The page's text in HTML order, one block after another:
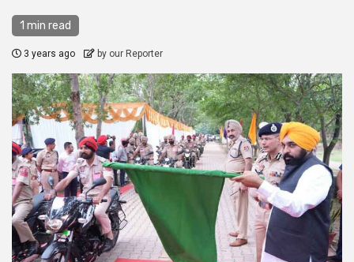
1 min read
3 years ago by our Reporter